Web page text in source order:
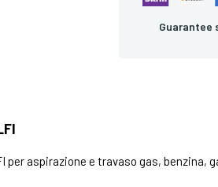
Guarantee
per aspirazione e travaso gas,